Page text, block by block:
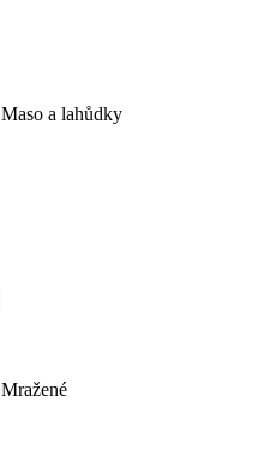
Maso a lahůdky
Mražené